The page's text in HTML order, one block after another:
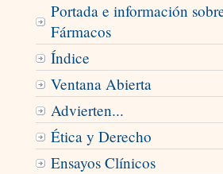
Portada e información
Fármacos
Índice
Ventana Abierta
Advierten...
Ética y Derecho
Ensayos Clínicos